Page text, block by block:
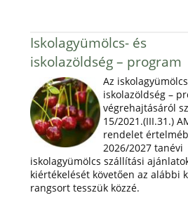
Iskolagyümölcs- és
iskolazöldség – program
Az
iskolazöldség –
végrehajtásáról
15/2021.(III.31.)
rendelet
2026/2027 tanévi
iskolagyümölcs szállítási
kiértékelését követően az alábbi
rangsort tesszük közzé.